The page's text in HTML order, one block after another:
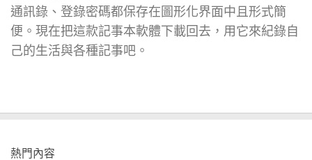
通訊錄、登錄密碼都保存在圖形化界面中且形式簡
便。現在把這款記事本軟體下載回去，用它來紀錄自
己的生活與各種記事吧。
熱門內容